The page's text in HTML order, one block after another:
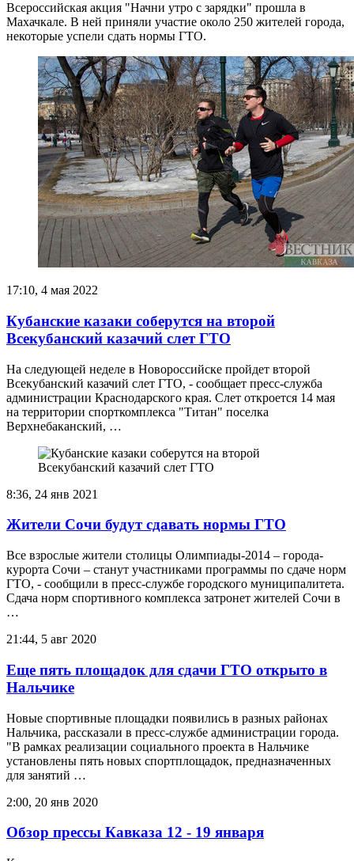
Всероссийская акция "Начни утро с зарядки" прошла в
Махачкале. В ней приняли участие около 250 жителей города,
некоторые успели сдать нормы ГТО.
17:10, 4 мая 2022
Кубанские казаки соберутся на второй
Всекубанский казачий слет ГТО
На следующей неделе в Новороссийске пройдет второй
Всекубанский казачий слет ГТО, - сообщает пресс-служба
администрации Краснодарского края. Слет откроется 14 мая
на территории спорткомплекса "Титан" поселка
Верхнебаканский, …
8:36, 24 янв 2021
Жители Сочи будут сдавать нормы ГТО
Все взрослые жители столицы Олимпиады-2014 – города-
курорта Сочи – станут участниками программы по сдаче норм
ГТО, - сообщили в пресс-службе городского муниципалитета.
Сдача норм спортивного комплекса затронет жителей Сочи в
…
21:44, 5 авг 2020
Еще пять площадок для сдачи ГТО открыто в
Нальчике
Новые спортивные площадки появились в разных районах
Нальчика, рассказали в пресс-службе администрации города.
"В рамках реализации социального проекта в Нальчике
установлены пять новых спортплощадок, предназначенных
для занятий …
2:00, 20 янв 2020
Обзор прессы Кавказа 12 - 19 января